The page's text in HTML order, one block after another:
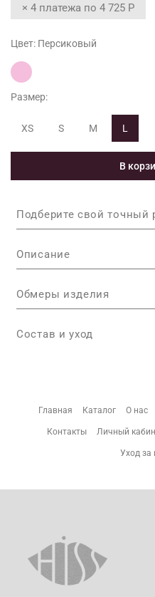
× 4 платежа по 4 725 Р
В
Цвет: Персиковый
Размер:
XS S M L
Подберите свой точный
Описание
Обмеры изделия
Состав и уход
Главная Каталог О нас
Контакты Личный
Уход за